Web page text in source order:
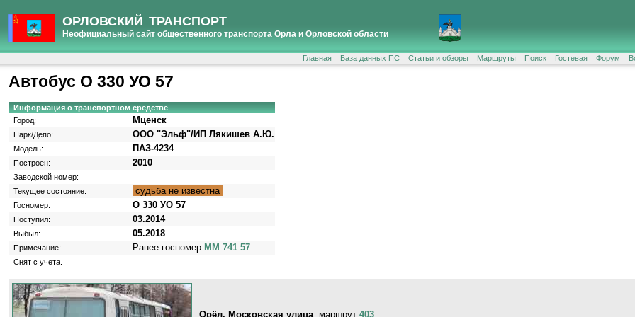
ОРЛОВСКИЙ ТРАНСПОРТ
Неофициальный сайт общественного транспорта Орла и Орловской области
Главная База данных ПС Статьи и обзоры Маршруты Поиск Гостевая Форум
Автобус О 330 УО 57
Информация о транспортном средстве
Город:
Мценск
Парк/Депо: ООО "Эльф"/ИП Лякишев А.Ю.
Модель: ПАЗ-4234
Построен: 2010
Заводской номер:
Текущее состояние:
судьба не известна
Госномер: О 330 УО 57
Поступил: 03.2014
Выбыл: 05.2018
Примечание: Ранее госномер ММ 741 57
Снят с учета.
Орёл, Московская улица , маршрут 403